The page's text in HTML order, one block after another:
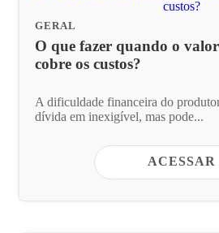
GERAL
O que fazer quando o
cobre os custos?
A dificuldade financeira do
dívida em inexigível, mas pode...
ACESSAR